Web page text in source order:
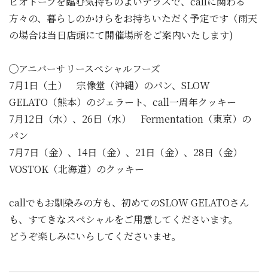
方々の、暮らしのかけらをお持ちいただく予定です（雨天
の場合は当日店頭にて開催場所をご案内いたします)
◯アニバーサリースペシャルフーズ
7月1日（土） 宗像堂（沖縄）のパン、SLOW
GELATO（熊本）のジェラート、call一周年クッキー
7月12日（水）、26日（水） Fermentation（東京）の
パン
7月7日（金）、14日（金）、21日（金）、28日（金）
VOSTOK（北海道）のクッキー
callでもお馴染みの方も、初めてのSLOW GELATOさん
も、すてきなスペシャルをご用意してくださいます。
どうぞ楽しみにいらしてくださいませ。